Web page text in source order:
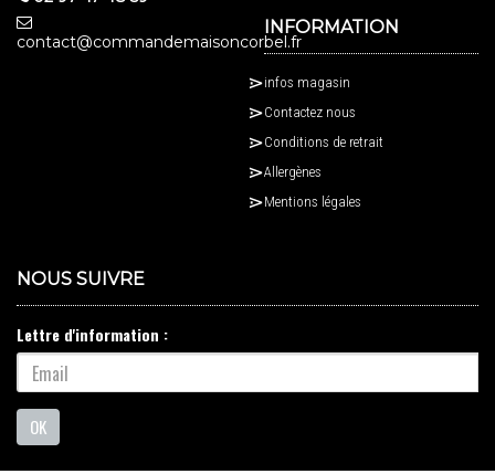
contact@commandemaisoncorbel.fr
INFORMATION
infos magasin
Contactez nous
Conditions de retrait
Allergènes
Mentions légales
NOUS SUIVRE
Lettre d'information :
OK